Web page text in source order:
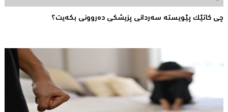
چی کاتێک پێویستە سەردانی پزیشکی دەروونی بکەیت؟